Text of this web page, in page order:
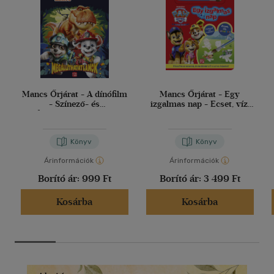
Mancs Őrjárat - A dínófilm
- Színező- és
foglalkoztatókönyv
Könyv
Árinformációk
Borító ár: 999 Ft
Kosárba
Mancs Őrjárat - Egy
izgalmas nap - Ecset, víz,
Könyv
Árinformációk
Borító ár: 3 499 Ft
Kosárba